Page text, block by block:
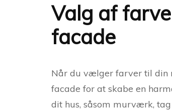
Valg af
facade
Når du vælger farver til din
facade for at skabe en
dit hus, såsom murværk,